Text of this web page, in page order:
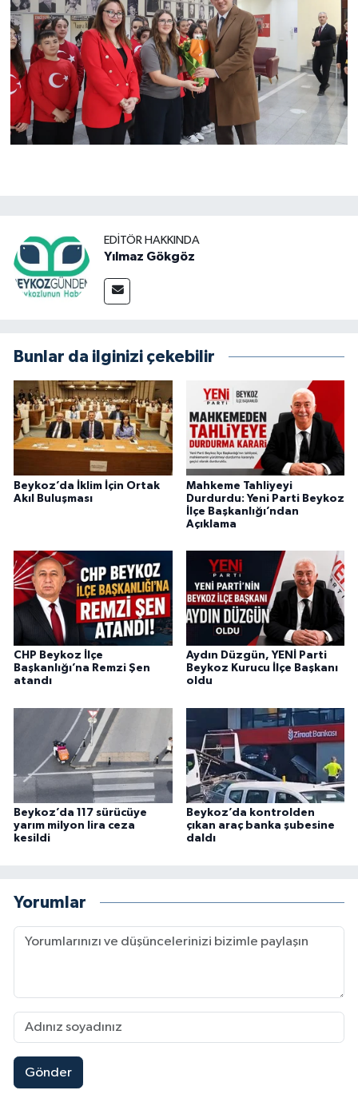
EDITÖR HAKKINDA
Yılmaz Gökgöz
Bunlar da ilginizi çekebilir
Beykoz’da İklim İçin Ortak
Akıl Buluşması
Mahkeme Tahliyeyi
Durdurdu: Yeni Parti Beykoz
İlçe Başkanlığı’ndan
Açıklama
CHP Beykoz İlçe
Başkanlığı’na Remzi Şen
atandı
Aydın Düzgün, YENİ Parti
Beykoz Kurucu İlçe Başkanı
oldu
Beykoz’da 117 sürücüye
yarım milyon lira ceza
kesildi
Beykoz’da kontrolden
çıkan araç banka şubesine
daldı
Yorumlar
Gönder